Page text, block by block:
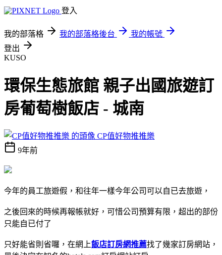
登入
我的部落格 我的部落格後台
我的帳號
登出
KUSO
環保生態旅館 親子出國旅遊訂
房葡萄樹飯店 - 城南
CP值好物推推樂
9年前
今年的員工旅遊假，和往年一樣今年公司可以自已去旅遊，
之後回來的時候再報帳就好，可惜公司預算有限，超出的部份
只能自已付了
只好能省則省囉，在網上飯店訂房網推薦找了幾家訂房網站，